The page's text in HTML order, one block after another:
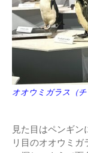
オオウミガラス（チ
見た目はペンギン
リ目のオオウミ